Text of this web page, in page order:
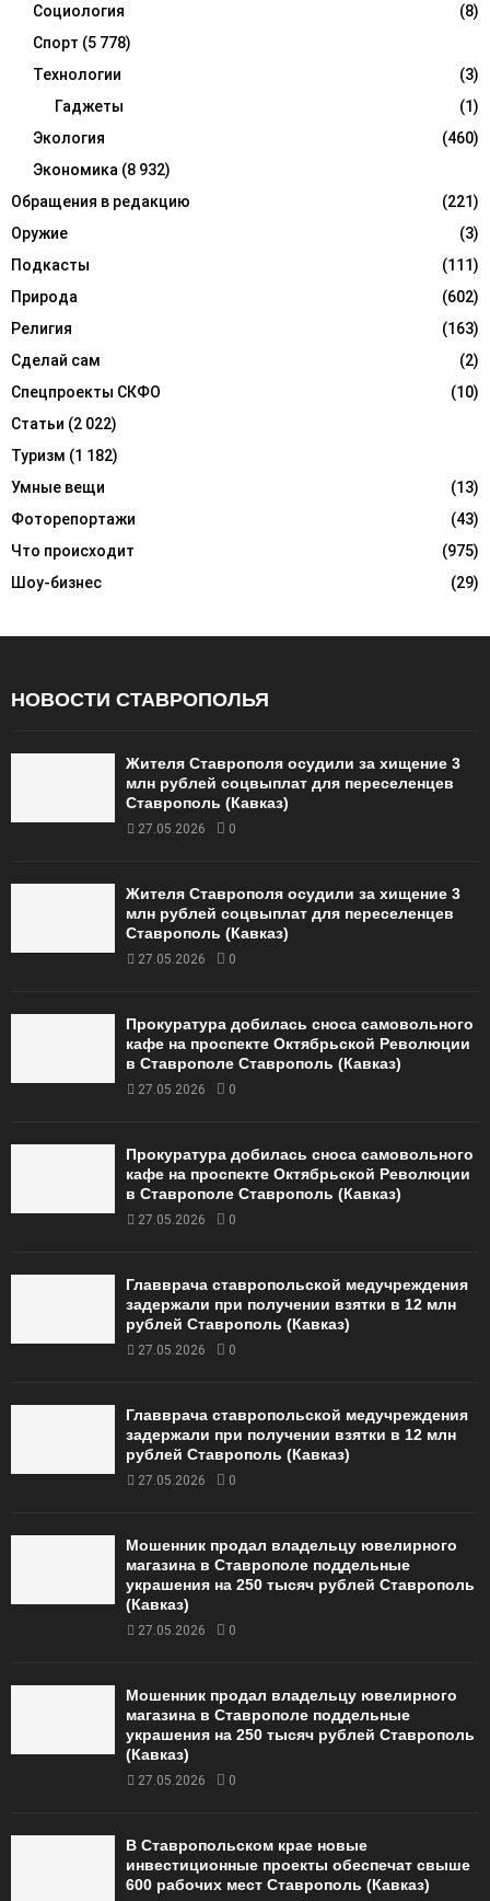
Социология
(8)
Спорт (5 778)
Технологии
(3)
Гаджеты
(1)
Экология
(460)
Экономика (8 932)
Обращения в редакцию
(221)
Оружие
(3)
Подкасты
(111)
Природа
(602)
Религия
(163)
Сделай сам
(2)
Спецпроекты СКФО
(10)
Статьи (2 022)
Туризм (1 182)
Умные вещи
(13)
Фоторепортажи
(43)
Что происходит
(975)
Шоу-бизнес
(29)
НОВОСТИ СТАВРОПОЛЬЯ
Жителя Ставрополя осудили за хищение 3
млн рублей соцвыплат для переселенцев
Ставрополь (Кавказ)
27.05.2026 0
Жителя Ставрополя осудили за хищение 3
млн рублей соцвыплат для переселенцев
Ставрополь (Кавказ)
27.05.2026 0
Прокуратура добилась сноса самовольного
кафе на проспекте Октябрьской Революции
в Ставрополе Ставрополь (Кавказ)
27.05.2026 0
Прокуратура добилась сноса самовольного
кафе на проспекте Октябрьской Революции
в Ставрополе Ставрополь (Кавказ)
27.05.2026 0
Главврача ставропольской медучреждения
задержали при получении взятки в 12 млн
рублей Ставрополь (Кавказ)
27.05.2026 0
Главврача ставропольской медучреждения
задержали при получении взятки в 12 млн
рублей Ставрополь (Кавказ)
27.05.2026 0
Мошенник продал владельцу ювелирного
магазина в Ставрополе поддельные
украшения на 250 тысяч рублей Ставрополь
(Кавказ)
27.05.2026 0
Мошенник продал владельцу ювелирного
магазина в Ставрополе поддельные
украшения на 250 тысяч рублей Ставрополь
(Кавказ)
27.05.2026 0
В Ставропольском крае новые
инвестиционные проекты обеспечат свыше
600 рабочих мест Ставрополь (Кавказ)